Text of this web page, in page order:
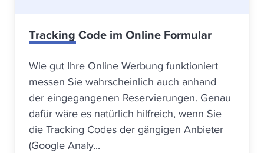
Tracking Code im Online Formular
Wie gut Ihre Online Werbung funktioniert
messen Sie wahrscheinlich auch anhand
der eingegangenen Reservierungen. Genau
dafür wäre es natürlich hilfreich, wenn Sie
die Tracking Codes der gängigen Anbieter
(Google Analy...